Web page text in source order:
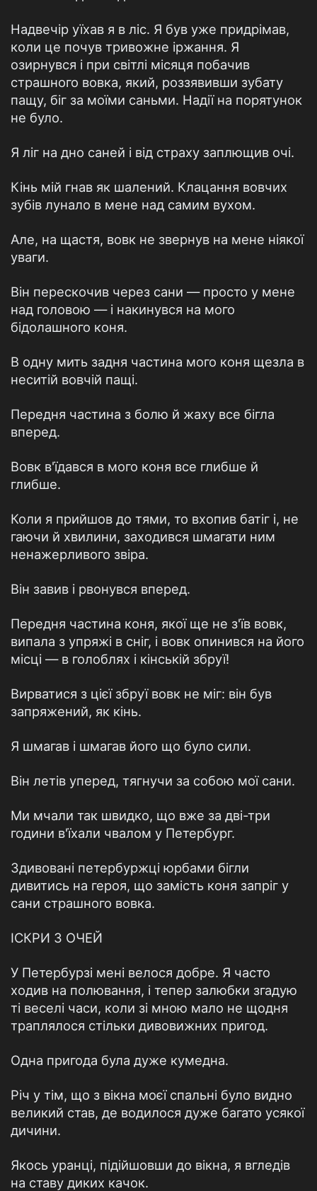
Надвечір уїхав я в ліс. Я був уже придрімав,
коли це почув тривожне іржання. Я
озирнувся і при світлі місяця побачив
страшного вовка, який, роззявивши зубату
пащу, біг за моїми саньми. Надії на порятунок
не було.
Я ліг на дно саней і від страху заплющив очі.
Кінь мій гнав як шалений. Клацання вовчих
зубів лунало в мене над самим вухом.
Але, на щастя, вовк не звернув на мене ніякої
уваги.
Він перескочив через сани — просто у мене
над головою — і накинувся на мого
бідолашного коня.
В одну мить задня частина мого коня щезла в
неситій вовчій пащі.
Передня частина з болю й жаху все бігла
вперед.
Вовк в'їдався в мого коня все глибше й
глибше.
Коли я прийшов до тями, то вхопив батіг і, не
гаючи й хвилини, заходився шмагати ним
ненажерливого звіра.
Він завив і рвонувся вперед.
Передня частина коня, якої ще не з'їв вовк,
випала з упряжі в сніг, і вовк опинився на його
місці — в голоблях і кінській збруї!
Вирватися з цієї збруї вовк не міг: він був
запряжений, як кінь.
Я шмагав і шмагав його що було сили.
Він летів уперед, тягнучи за собою мої сани.
Ми мчали так швидко, що вже за дві-три
години в'їхали чвалом у Петербург.
Здивовані петербуржці юрбами бігли
дивитись на героя, що замість коня запріг у
сани страшного вовка.
ІСКРИ З ОЧЕЙ
У Петербурзі мені велося добре. Я часто
ходив на полювання, і тепер залюбки згадую
ті веселі часи, коли зі мною мало не щодня
траплялося стільки дивовижних пригод.
Одна пригода була дуже кумедна.
Річ у тім, що з вікна моєї спальні було видно
великий став, де водилося дуже багато усякої
дичини.
Якось уранці, підійшовши до вікна, я вгледів
на ставу диких качок.